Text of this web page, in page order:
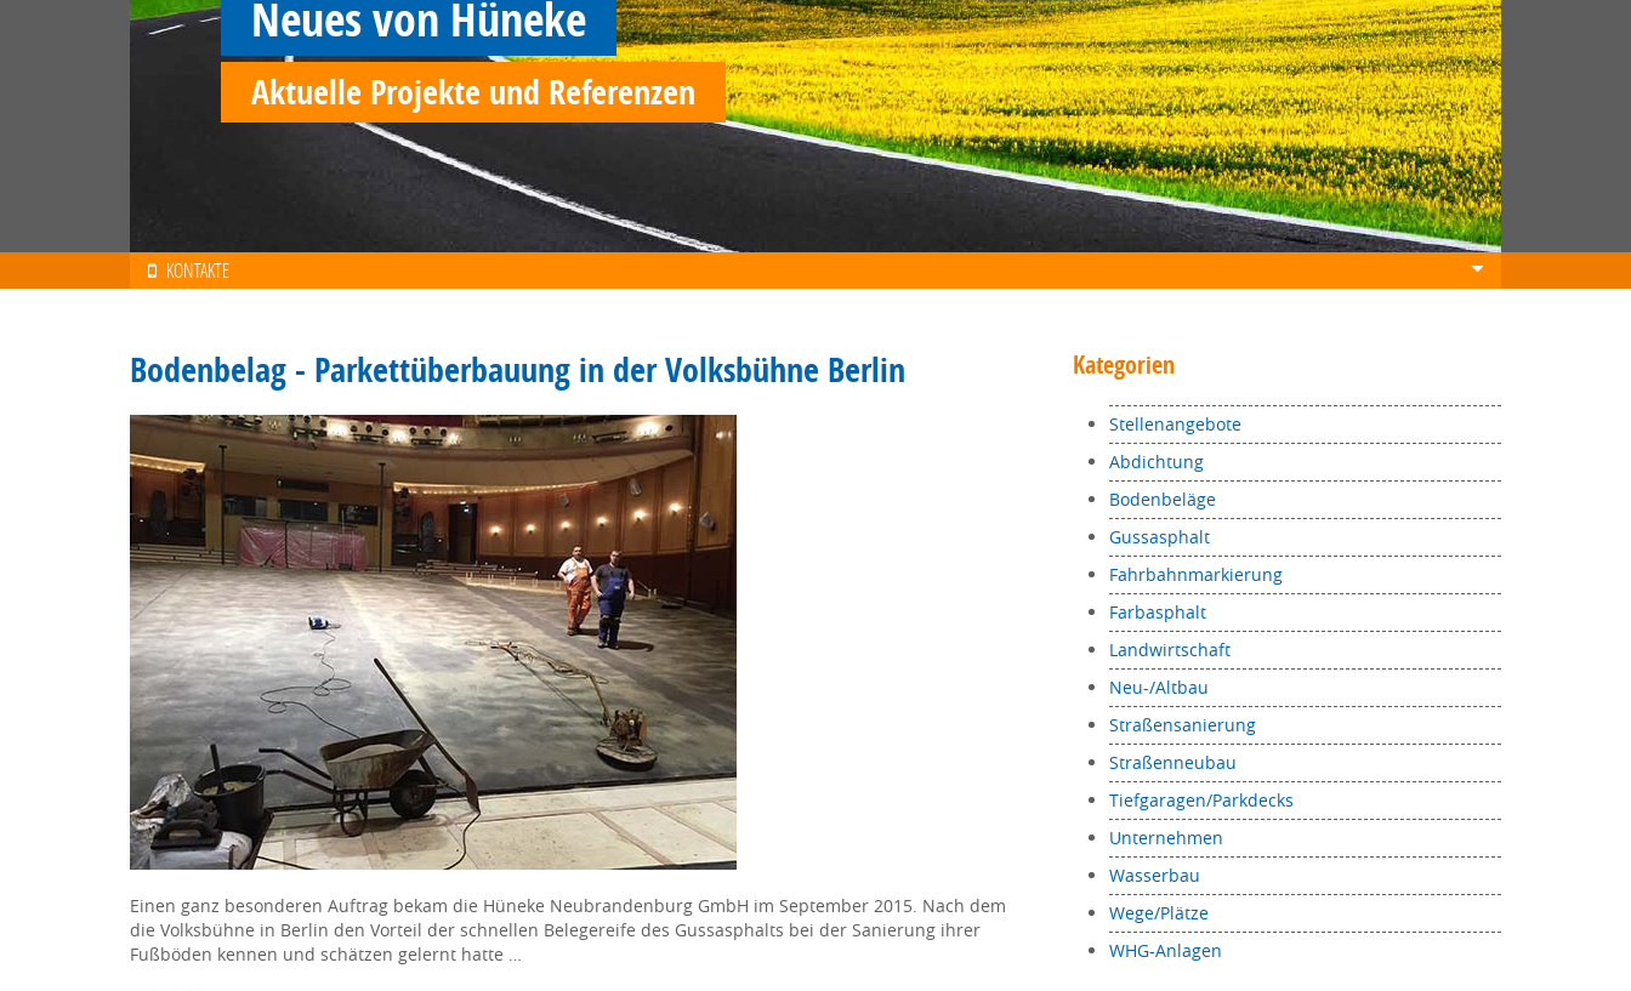
Neues von Hüneke
Aktuelle Projekte und Referenzen
KONTAKTE
Bodenbelag - Parkettüberbauung in der Volksbühne Berlin
Einen ganz besonderen Auftrag bekam die Hüneke Neubrandenburg GmbH im September 2015. Nach dem
die Volksbühne in Berlin den Vorteil der schnellen Belegereife des Gussasphalts bei der Sanierung ihrer
Fußböden kennen und schätzen gelernt hatte …
Kategorien
Stellenangebote
Abdichtung
Bodenbeläge
Gussasphalt
Fahrbahnmarkierung
Farbasphalt
Landwirtschaft
Neu-/Altbau
Straßensanierung
Straßenneubau
Tiefgaragen/Parkdecks
Unternehmen
Wasserbau
Wege/Plätze
WHG-Anlagen